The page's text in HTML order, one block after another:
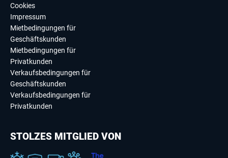
Cookies
Impressum
Mietbedingungen für
Geschäftskunden
Mietbedingungen für
Privatkunden
Verkaufsbedingungen für
Geschäftskunden
Verkaufsbedingungen für
Privatkunden
STOLZES MITGLIED VON